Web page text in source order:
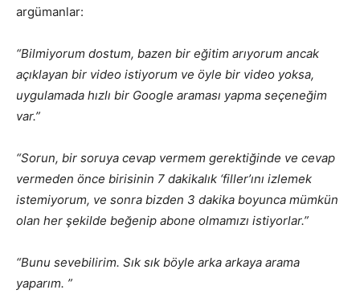
argümanlar:
“Bilmiyorum dostum, bazen bir eğitim arıyorum ancak
açıklayan bir video istiyorum ve öyle bir video yoksa,
uygulamada hızlı bir Google araması yapma seçeneğim
var.”
“Sorun, bir soruya cevap vermem gerektiğinde ve cevap
vermeden önce birisinin 7 dakikalık ‘filler’ını izlemek
istemiyorum, ve sonra bizden 3 dakika boyunca mümkün
olan her şekilde beğenip abone olmamızı istiyorlar.”
“Bunu sevebilirim. Sık sık böyle arka arkaya arama
yaparım. ”